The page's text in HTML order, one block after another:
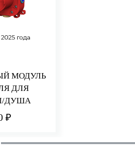
МОДУЛЬ
ДЛЯ
ДУША
₽